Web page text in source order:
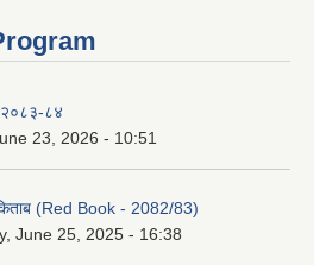
२०८३-८४
23, 2026 - 10:51
(Red Book - 2082/83)
June 25, 2025 - 16:38